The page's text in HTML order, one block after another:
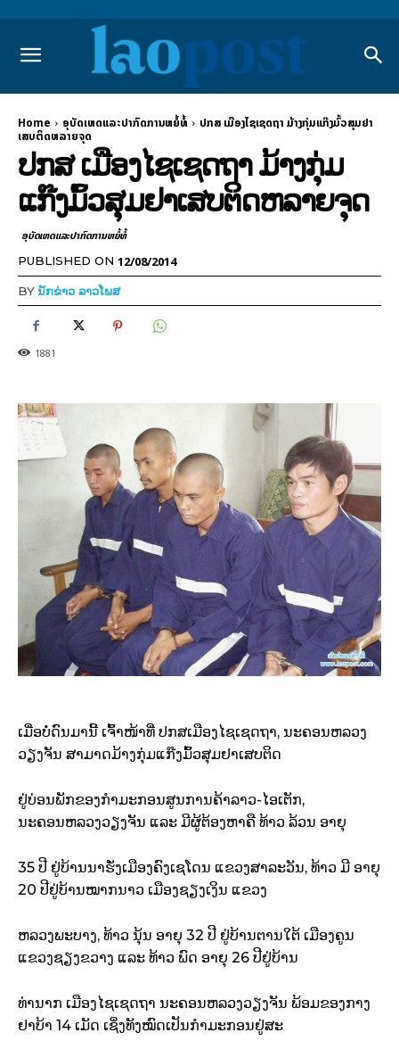
Home ອຸບັດເຫດແລະປາກົດການຫຍໍ້ທໍ້
ປກສ ເມືອງໄຊເຊດຖາ ມ້າງກຸ່ມແກ໊ງມົ້ວສຸມຢາ
ເສບຕິດຫລາຍຈຸດ
ປກສ ເມືອງໄຊເຊດຖາ ມ້າງກຸ່ມ
ແກ໊ງມົ້ວສຸມຢາເສບຕິດຫລາຍຈຸດ
ອຸບັດເຫດແລະປາກົດການຫຍໍ້ທໍ້
PUBLISHED ON 12/08/2014
BYນັກຂ່າວ ລາວໂພສ
1881
ເມື່ອບໍ່ດົນມານີ້ ເຈົ້າໜ້າທີ່ ປກສເມືອງໄຊເຊດຖາ, ນະຄອນຫລວງ
ວຽງຈັນ ສາມາດມ້າງກຸ່ມແກ໊ງມົ້ວສຸມຢາເສບຕິດ
ຢູ່ບ່ອນພັກຂອງກຳມະກອນສູນການຄ້າລາວ-ໄອເຕັກ,
ນະຄອນຫລວງວຽງຈັນ ແລະ ມີຜູ້ຕ້ອງຫາຄື ທ້າວ ລ້ວນ ອາຍຸ
35 ປີ ຢູ່ບ້ານນາຮັ່ງເມືອງຄົງເຊໂດນ ແຂວງສາລະວັນ, ທ້າວ ມີ ອາຍຸ
20 ປີຢູ່ບ້ານໝາກນາວ ເມືອງຊຽງເງິນ ແຂວງ
ຫລວງພະບາງ, ທ້າວ ນຸ້ນ ອາຍຸ 32 ປີ ຢູ່ບ້ານຕານໃຕ້ ເມືອງຄູນ
ແຂວງຊຽງຂວາງ ແລະ ທ້າວ ພົດ ອາຍຸ 26 ປີຢູ່ບ້ານ
ທ່ານາກ ເມືອງໄຊເຊດຖາ ນະຄອນຫລວງວຽງຈັນ ພ້ອມຂອງກາງ
ຢາບ້າ 14 ເມັດ ເຊິ່ງທັງໝົດເປັນກຳມະກອນຢູ່ສະ